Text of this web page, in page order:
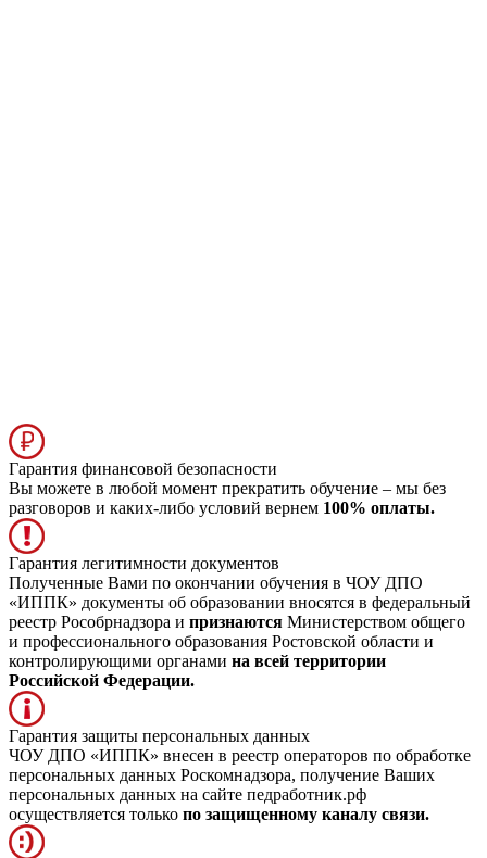
Гарантия финансовой безопасности
Вы можете в любой момент прекратить обучение – мы без
разговоров и каких-либо условий вернем 100% оплаты.
Гарантия легитимности документов
Полученные Вами по окончании обучения в ЧОУ ДПО
«ИППК» документы об образовании вносятся в федеральный
реестр Рособрнадзора и признаются Министерством общего
и профессионального образования Ростовской области и
контролирующими органами на всей территории
Российской Федерации.
Гарантия защиты персональных данных
ЧОУ ДПО «ИППК» внесен в реестр операторов по обработке
персональных данных Роскомнадзора, получение Ваших
персональных данных на сайте педработник.рф
осуществляется только по защищенному каналу связи.